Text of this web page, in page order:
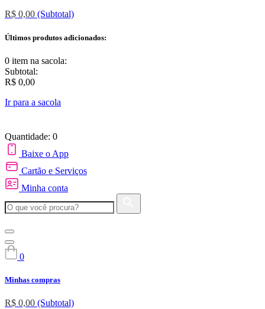
R$ 0,00 (Subtotal)
Últimos produtos adicionados:
0 item na sacola:
Subtotal:
R$ 0,00
Ir para a sacola
Quantidade: 0
Baixe o App
Cartão e Serviços
Minha conta
0
Minhas compras
R$ 0,00 (Subtotal)